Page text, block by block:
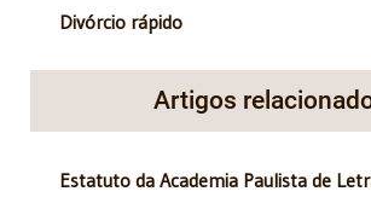
Divórcio rápido
Artigos
Estatuto da Academia Paulista de